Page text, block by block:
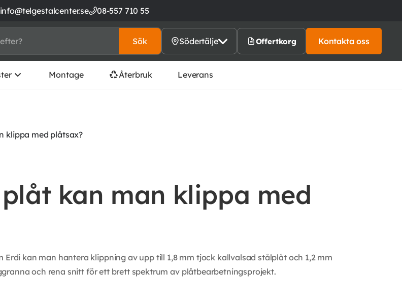
info@telgestalcenter.se 08-557 710 55
Sök Södertälje Offertkorg Kontakta oss
Montage Återbruk Leverans
klippa med plåtsax?
kan man klippa med
Erdi kan man hantera klippning av upp till 1,8 mm tjock kallvalsad stålplåt och 1,2 mm
och rena snitt för ett brett spektrum av plåtbearbetningsprojekt.